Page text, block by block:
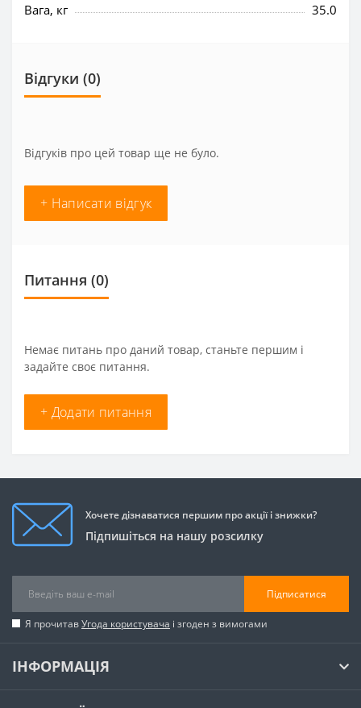
Вага, кг
35.0
Відгуки (0)
Відгуків про цей товар ще не було.
+ Написати відгук
Питання (0)
Немає питань про даний товар, станьте першим і
задайте своє питання.
+ Додати питання
Хочете дізнаватися першим про акції і знижки?
Підпишіться на нашу розсилку
Підписатися
Я прочитавУгода користувача і згоден з вимогами
ІНФОРМАЦІЯ